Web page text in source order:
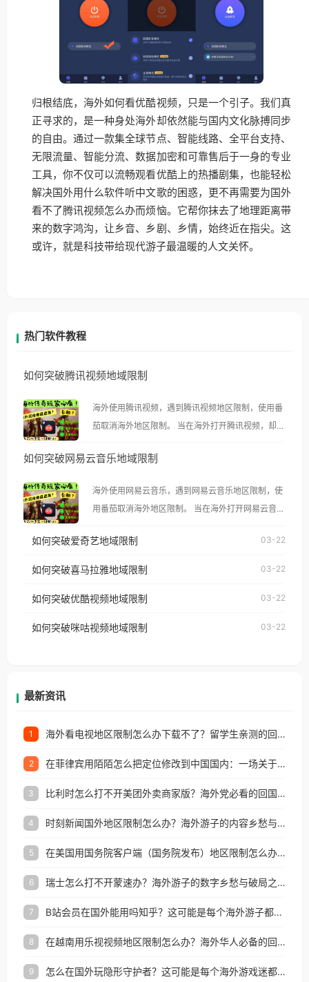
归根结底，海外如何看优酷视频，只是一个引子。我们真
正寻求的，是一种身处海外却依然能与国内文化脉搏同步
的自由。通过一款集全球节点、智能线路、全平台支持、
无限流量、智能分流、数据加密和可靠售后于一身的专业
工具，你不仅可以流畅观看优酷上的热播剧集，也能轻松
解决国外用什么软件听中文歌的困惑，更不再需要为国外
看不了腾讯视频怎么办而烦恼。它帮你抹去了地理距离带
来的数字鸿沟，让乡音、乡剧、乡情，始终近在指尖。这
或许，就是科技带给现代游子最温暖的人文关怀。
热门软件教程
如何突破腾讯视频地域限制
海外使用腾讯视频，遇到腾讯视频地区限制，使用番
茄取消海外地区限制。 当在海外打开腾讯视频，却突
示语。 海外用户如香港、澳门、台湾、美国、加拿
像其他音乐平台一样，出现地区及版权限制问题，且
仅能在中国大陆地区播放。 遇到这个问题的朋友们，
台湾、美国、加拿大、澳大利亚、欧洲等国家和地区
权限制所困扰。
如何突破网易云音乐地域限制
海外使用网易云音乐，遇到网易云音乐地区限制，使
用番茄取消海外地区限制。 当在海外打开网易云音
播放”的提示语。 海外用户如香港、澳门、台湾、美
制问题，且仅能在中国大陆地区播放。 遇到这个问题
户收听网易云音乐地区版权限制」的问题，无论人在
如何突破爱奇艺地域限制 03-22
如何突破喜马拉雅地域限制 03-22
如何突破优酷视频地域限制 03-22
如何突破咪咕视频地域限制 03-22
最新资讯
1 海外看电视地区限制怎么办下载不了？留学生亲测的回国加速方案（附2026世界杯观赛技巧）
2 在菲律宾用陌陌怎么把定位修改到中国国内：一场关于归属感与连接的探索
3 比利时怎么打不开美团外卖商家版？海外党必看的回国加速全攻略
4 时刻新闻国外地区限制怎么办？海外游子的内容乡愁与破局之路
5 在美国用国务院客户端（国务院发布）地区限制怎么办？3步解决海外看国内内容难题
6 瑞士怎么打不开蒙速办？海外游子的数字乡愁与破局之路
7 B站会员在国外能用吗知乎？这可能是每个海外游子都问过的问题
8 在越南用乐视视频地区限制怎么办？海外华人必备的回国加速攻略
9 怎么在国外玩隐形守护者？这可能是每个海外游戏迷都问过的问题